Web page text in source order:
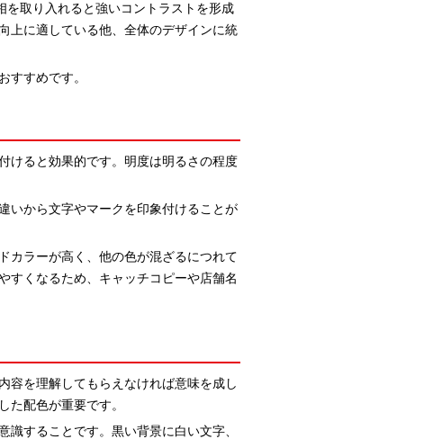
取り入れると強いコントラストを形成
上に適している他、全体のデザインに統
すすめです。
けると効果的です。明度は明るさの程度
いから文字やマークを印象付けることが
カラーが高く、他の色が混ざるにつれて
すくなるため、キャッチコピーや店舗名
容を理解してもらえなければ意味を成し
た配色が重要です。
することです。黒い背景に白い文字、